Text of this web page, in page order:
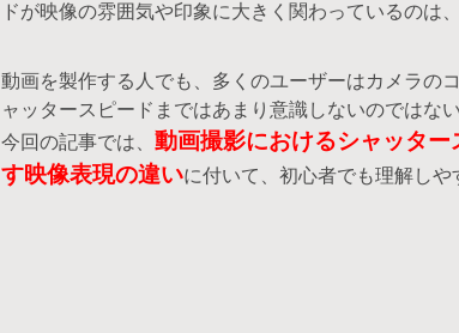
ドが映像の雰囲気や印象に大きく関わっているのは
動画を製作する人でも、多くのユーザーはカメラの
ャッタースピードまではあまり意識しないのではな
今回の記事では、 動画撮影におけるシャッター
す映像表現の違いに付いて、初心者でも理解しや